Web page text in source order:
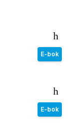
E-bok
E-bok